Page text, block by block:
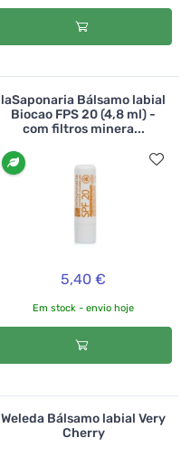
laSaponaria Bálsamo labial
Biocao FPS 20 (4,8 ml) -
com filtros minera...
5,40 €
Em stock - envio hoje
Weleda Bálsamo labial Very
Cherry